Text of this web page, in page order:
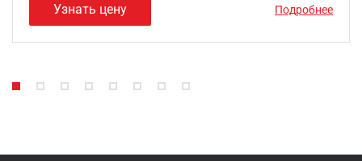
Узнать цену Подробнее